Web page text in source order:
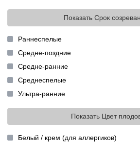
Показать Срок
Раннеспелые
Средне-поздние
Средне-ранние
Среднеспелые
Ультра-ранние
Показать Цвет
Белый / крем (для аллергиков)